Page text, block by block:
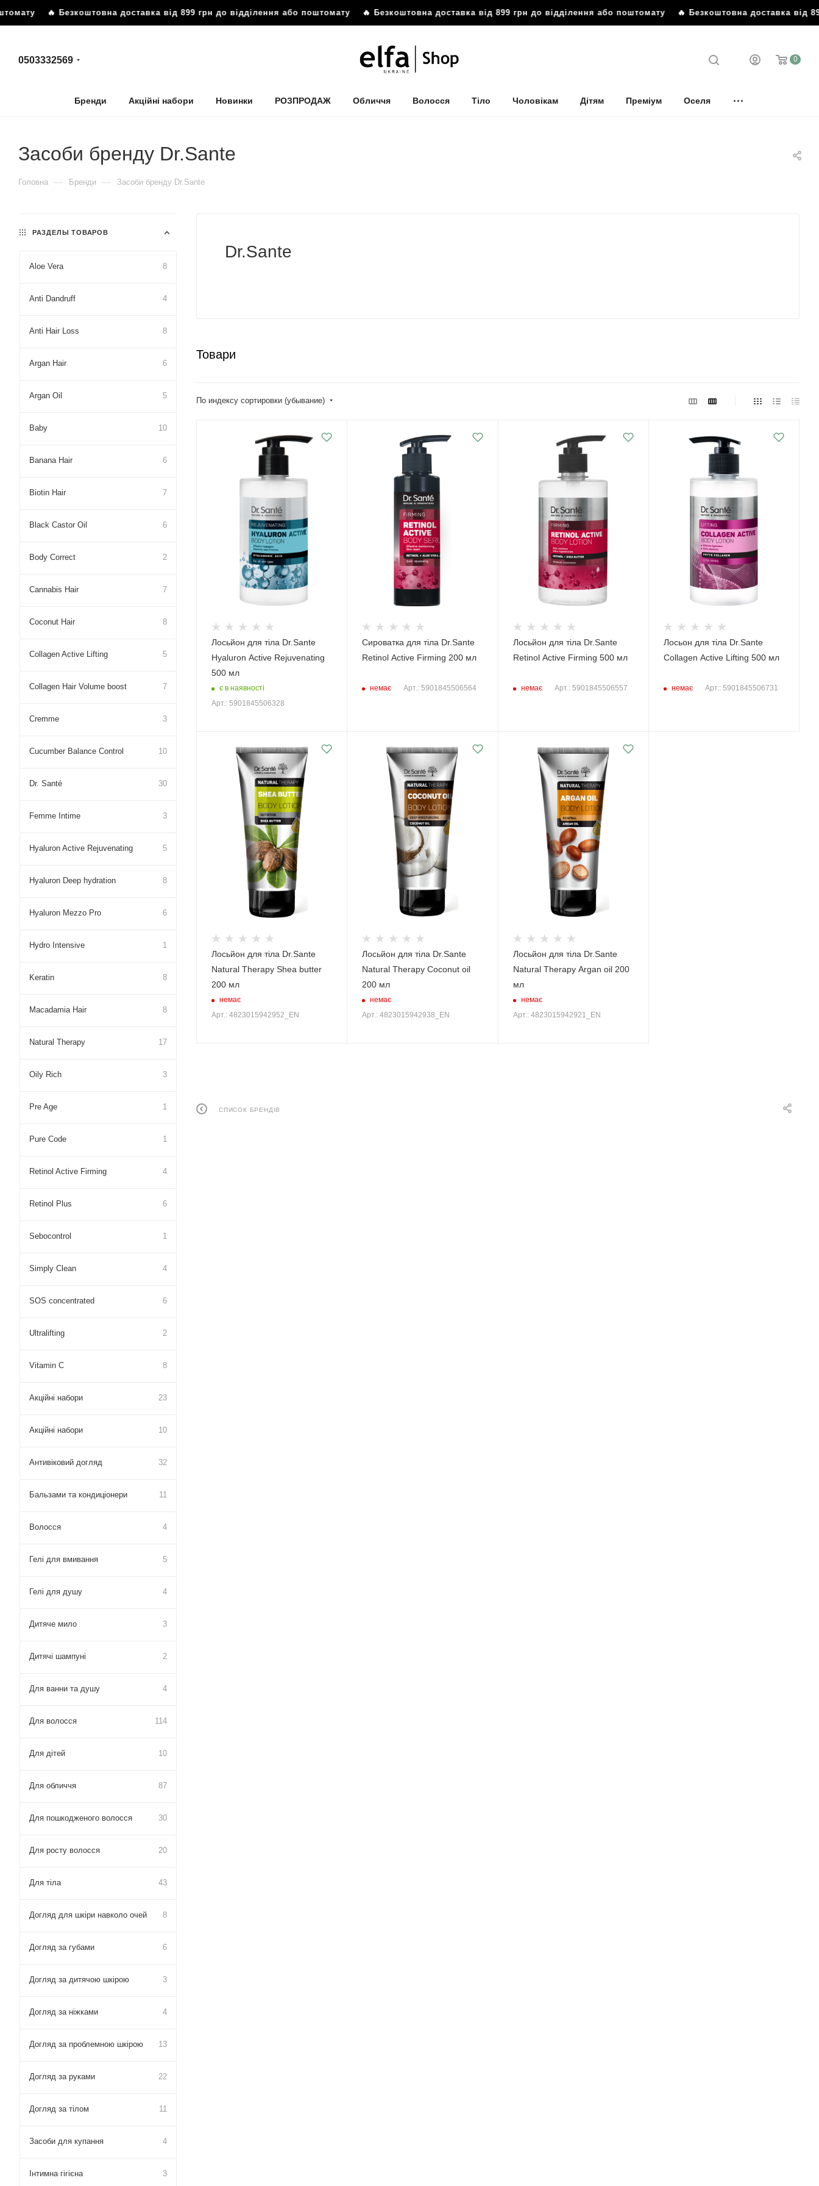
🔥 Безкоштовна доставка від 899 грн до відділення або поштомату🔥 Безкоштовна доставка від 899 грн до відділення або поштомату🔥 Безкоштовна доставка від 899
0503332569 0
Бренди Акційні набори Новинки РОЗПРОДАЖ Обличчя Волосся Тіло Чоловікам Дітям Преміум Оселя
Засоби бренду Dr.Sante
Головна — Бренди — Засоби бренду Dr.Sante
Dr.Sante
Товари
По индексу сортировки (убывание)
Лосьйон для тіла Dr.Sante
Hyaluron Active Rejuvenating
500 мл
є в наявності
Арт.: 5901845506328
Сироватка для тіла Dr.Sante
Retinol Active Firming 200 мл
немає Арт.: 5901845506564
Лосьйон для тіла Dr.Sante
Retinol Active Firming 500 мл
немає Арт.: 5901845506557
Лосьон для тіла Dr.Sante
Collagen Active Lifting 500 мл
немає Арт.: 5901845506731
Лосьйон для тіла Dr.Sante
Natural Therapy Shea butter
200 мл
немає
Арт.: 4823015942952_EN
Лосьйон для тіла Dr.Sante
Natural Therapy Coconut oil
200 мл
немає
Арт.: 4823015942938_EN
Лосьйон для тіла Dr.Sante
Natural Therapy Argan oil 200
мл
немає
Арт.: 4823015942921_EN
СПИСОК БРЕНДІВ
РАЗДЕЛЫ ТОВАРОВ
Aloe Vera 8
Anti Dandruff 4
Anti Hair Loss 8
Argan Hair 6
Argan Oil 5
Baby 10
Banana Hair 6
Biotin Hair 7
Black Castor Oil 6
Body Correct 2
Cannabis Hair 7
Coconut Hair 8
Collagen Active Lifting 5
Collagen Hair Volume boost 7
Cremme 3
Cucumber Balance Control 10
Dr. Santé 30
Femme Intime 3
Hyaluron Active Rejuvenating 5
Hyaluron Deep hydration 8
Hyaluron Mezzo Pro 6
Hydro Intensive 1
Keratin 8
Macadamia Hair 8
Natural Therapy 17
Oily Rich 3
Pre Age 1
Pure Cоde 1
Retinol Active Firming 4
Retinol Plus 6
Sebocontrol 1
Simply Clean 4
SOS concentrated 6
Ultralifting 2
Vitamin C 8
Акційні набори 23
Акційні набори 10
Антивіковий догляд 32
Бальзами та кондиціонери 11
Волосся 4
Гелі для вмивання 5
Гелі для душу 4
Дитяче мило 3
Дитячі шампуні 2
Для ванни та душу 4
Для волосся 114
Для дітей 10
Для обличчя 87
Для пошкодженого волосся 30
Для росту волосся 20
Для тіла 43
Догляд для шкіри навколо очей 8
Догляд за губами 6
Догляд за дитячою шкірою 3
Догляд за ніжками 4
Догляд за проблемною шкірою 13
Догляд за руками 22
Догляд за тілом 11
Засоби для купання 4
Інтимна гігієна 3